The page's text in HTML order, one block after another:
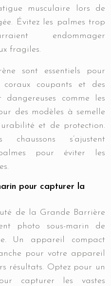
musculaire lors de
Évitez les palmes trop
endommager
fragiles.
sont essentiels pour
coupants et des
dangereuses comme les
des modèles à semelle
et de protection.
chaussons s’ajustent
pour éviter les
pour capturer la
de la Grande Barrière
photo sous-marin de
Un appareil compact
pour votre appareil
résultats. Optez pour un
capturer les vastes